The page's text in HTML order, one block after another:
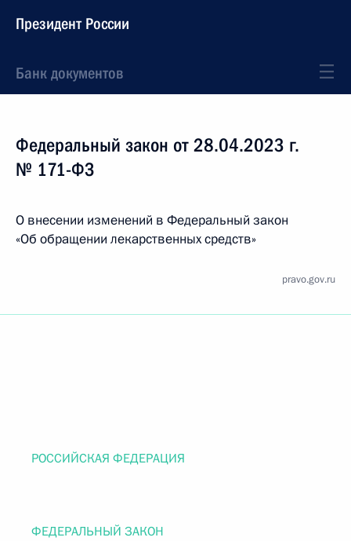
Президент России
Банк документов
Федеральный закон от 28.04.2023 г.
№ 171-ФЗ
О внесении изменений в Федеральный закон
«Об обращении лекарственных средств»
pravo.gov.ru
РОССИЙСКАЯ ФЕДЕРАЦИЯ
ФЕДЕРАЛЬНЫЙ ЗАКОН